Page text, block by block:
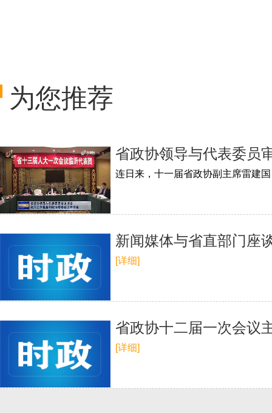
为您推荐
省政协领导与代表委员
新闻媒体与省直部门座
[详细]
省政协十二届一次会议
[详细]